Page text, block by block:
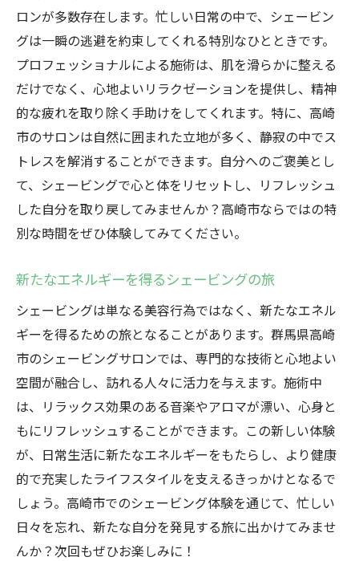
ロンが多数存在します。忙しい日常の中で、シェービン
グは一瞬の逃避を約束してくれる特別なひとときです。
プロフェッショナルによる施術は、肌を滑らかに整える
だけでなく、心地よいリラクゼーションを提供し、精神
的な疲れを取り除く手助けをしてくれます。特に、高崎
市のサロンは自然に囲まれた立地が多く、静寂の中でス
トレスを解消することができます。自分へのご褒美とし
て、シェービングで心と体をリセットし、リフレッシュ
した自分を取り戻してみませんか？高崎市ならではの特
別な時間をぜひ体験してみてください。
新たなエネルギーを得るシェービングの旅
シェービングは単なる美容行為ではなく、新たなエネル
ギーを得るための旅となることがあります。群馬県高崎
市のシェービングサロンでは、専門的な技術と心地よい
空間が融合し、訪れる人々に活力を与えます。施術中
は、リラックス効果のある音楽やアロマが漂い、心身と
もにリフレッシュすることができます。この新しい体験
が、日常生活に新たなエネルギーをもたらし、より健康
的で充実したライフスタイルを支えるきっかけとなるで
しょう。高崎市でのシェービング体験を通じて、忙しい
日々を忘れ、新たな自分を発見する旅に出かけてみませ
んか？次回もぜひお楽しみに！